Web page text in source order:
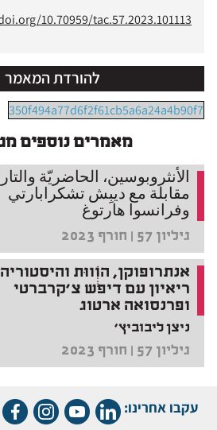
10.70959/tac.57.2023.101113
להורדת המאמר
350f494a77d6f2f61cb5a6a24a4b90f7
מאמרים נוספים
الأنثروبوسين، الحاضريّة
مقابلة مع ديبِش تشكرابارتي
وفرانسوا هارتوغ
גיליון 57 | חורף 2023
אנתרופוקן, הוִִִִֹווּת
ריאיון עם דיפש צ'קרברטי
ופרנסואה ארטוג
ניצן ליבוביץ'
גיליון 57 | חורף 2023
עקבו אחרינו: